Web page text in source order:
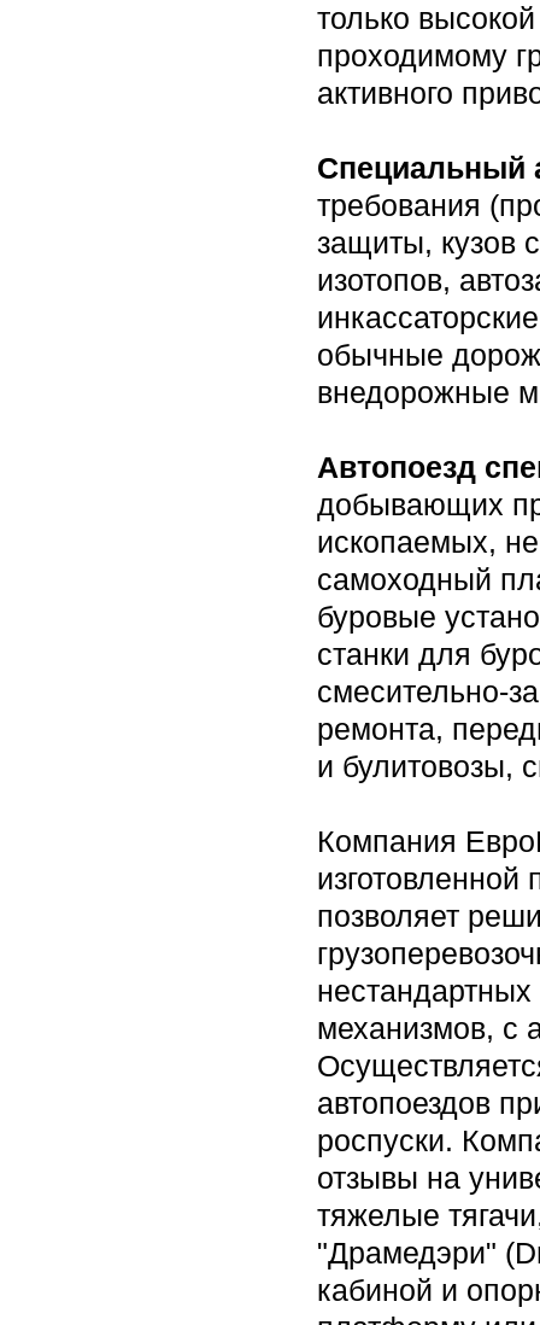
только
проходимому
активного
Специальный
требования
защиты, кузов
изотопов,
обычные
внедорожные
Автопоезд
добывающих
ископаемых,
самоходный
буровые
станки для
смесительно-
ремонта,
и булитовозы,
Компания
изготовленной
позволяет
механизмов, с
автопоездов
роспуски.
отзывы на
тяжелые
"Драмедэри"
кабиной и